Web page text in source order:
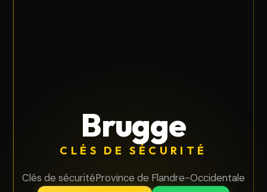
Brugge
CLÉS DE SÉCURITÉ
Clés de sécuritéProvince de Flandre-Occidentale